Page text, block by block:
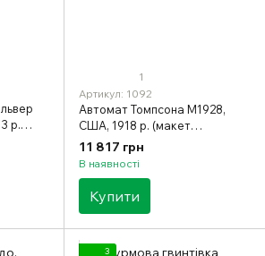
р.
1
Артикул: 1092
Автомат Томпсона M1928,
США, 1918 р. (макет
масогабаритний)
11 817 грн
В наявності
Купити
3